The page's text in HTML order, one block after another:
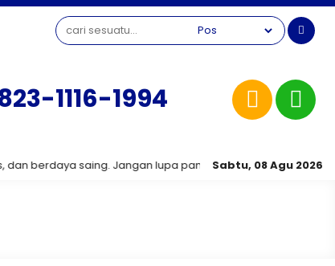
1116-1994
Sabtu, 08 Agu 2026
saing. Jangan lupa pantau terus informasi terbaru